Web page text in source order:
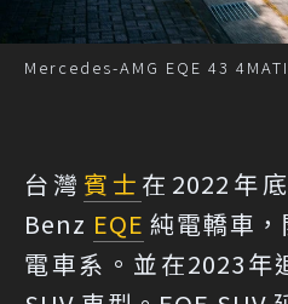
Mercedes-AMG EQE 43
台灣 賓士 在2022年
Benz EQE 純電轎車
電車系。並在2023年